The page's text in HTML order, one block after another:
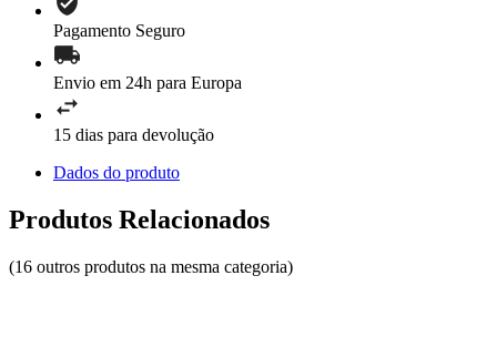
Pagamento Seguro
Envio em 24h para Europa
15 dias para devolução
Dados do produto
Produtos Relacionados
(16 outros produtos na mesma categoria)